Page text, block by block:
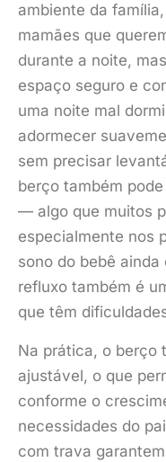
ambiente da
mamães que
durante a noite,
espaço seguro e
uma noite mal
adormecer
sem precisar
berço também
— algo que muitos
especialmente nos
sono do bebê
refluxo também é
que têm
Na prática, o berço
ajustável, o que
conforme o
necessidades do
com trava